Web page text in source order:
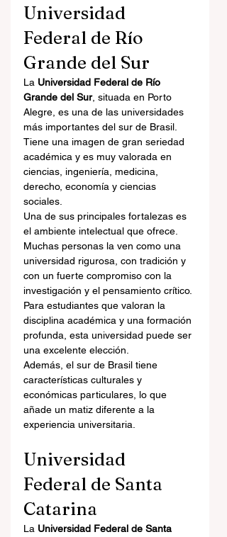
Universidad
Federal de Río
Grande del Sur
La Universidad Federal de Río
Grande del Sur, situada en Porto
Alegre, es una de las universidades
más importantes del sur de Brasil.
Tiene una imagen de gran seriedad
académica y es muy valorada en
ciencias, ingeniería, medicina,
derecho, economía y ciencias
sociales.
Una de sus principales fortalezas es
el ambiente intelectual que ofrece.
Muchas personas la ven como una
universidad rigurosa, con tradición y
con un fuerte compromiso con la
investigación y el pensamiento crítico.
Para estudiantes que valoran la
disciplina académica y una formación
profunda, esta universidad puede ser
una excelente elección.
Además, el sur de Brasil tiene
características culturales y
económicas particulares, lo que
añade un matiz diferente a la
experiencia universitaria.
Universidad
Federal de Santa
Catarina
La Universidad Federal de Santa